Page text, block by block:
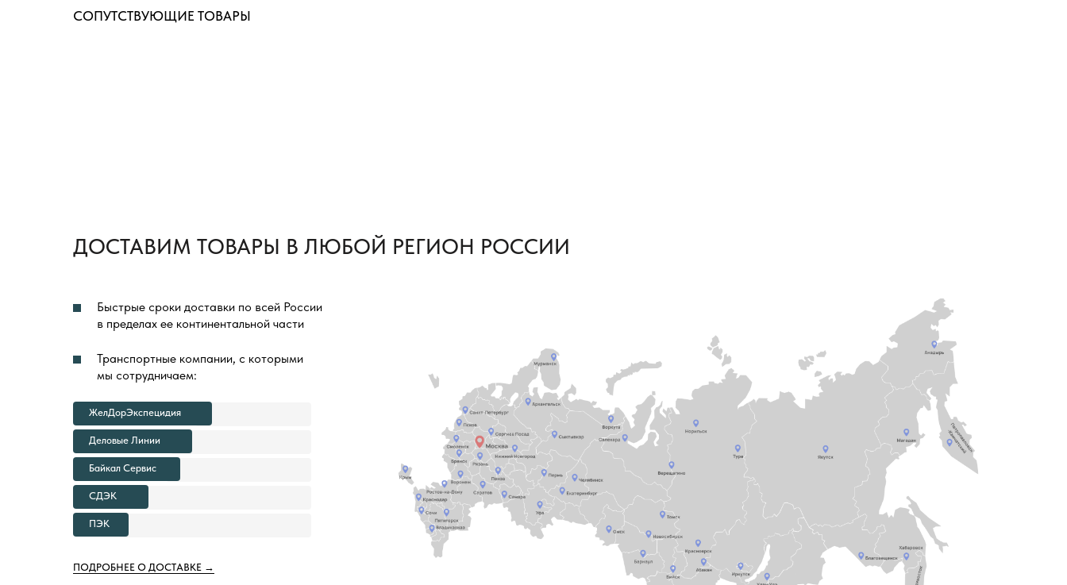
СОПУТСТВУЮЩИЕ ТОВАРЫ
ДОСТАВИМ ТОВАРЫ В ЛЮБОЙ РЕГИОН РОССИИ
Быстрые сроки доставки по всей России
в пределах ее континентальной части
Транспортные компании, с которыми
мы сотрудничаем:
ЖелДорЭкспецидия
Деловые Линии
Байкал Сервис
СДЭК
ПЭК
ПОДРОБНЕЕ О ДОСТАВКЕ →